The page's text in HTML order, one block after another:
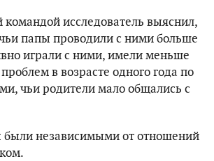
командой исследователь выяснил,
папы проводили с ними больше
играли с ними, имели меньше
в возрасте одного года по
чьи родители мало общались с
были независимыми от отношений